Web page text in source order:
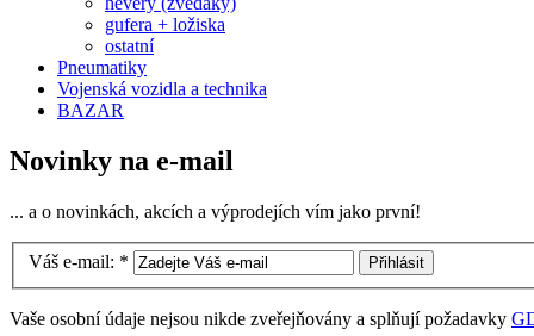
gufera + ložiska
ostatní
Pneumatiky
Vojenská vozidla a technika
BAZAR
Novinky na e-mail
... a o novinkách, akcích a výprodejích vím jako první!
Váš e-mail: *
Vaše osobní údaje nejsou nikde zveřejňovány a splňují požadavky